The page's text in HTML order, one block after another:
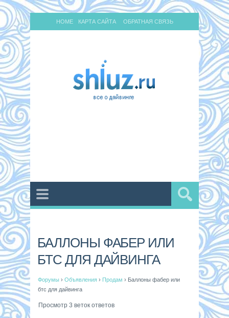
HOME КАРТА САЙТА ОБРАТНАЯ СВЯЗЬ
БАЛЛОНЫ ФАБЕР ИЛИ
БТС ДЛЯ ДАЙВИНГА
Форумы › Объявления › Продам › Баллоны фабер или
бтс для дайвинга
Просмотр 3 веток ответов